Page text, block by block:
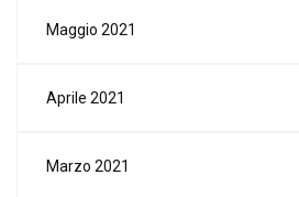
Maggio 2021
Aprile 2021
Marzo 2021